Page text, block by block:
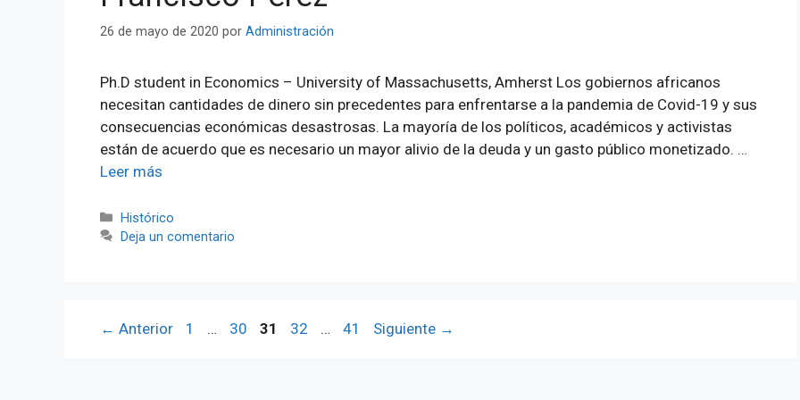
26 de mayo de 2020 por Administración
Ph.D student in Economics – University of Massachusetts, Amherst Los gobiernos africanos
necesitan cantidades de dinero sin precedentes para enfrentarse a la pandemia de Covid-19 y sus
consecuencias económicas desastrosas. La mayoría de los políticos, académicos y activistas
están de acuerdo que es necesario un mayor alivio de la deuda y un gasto público monetizado. …
Leer más
Categorías
Histórico
Deja un comentario
← Anterior Página
1 … Página
30 Página
31 Página
32 … Página
41 Siguiente →